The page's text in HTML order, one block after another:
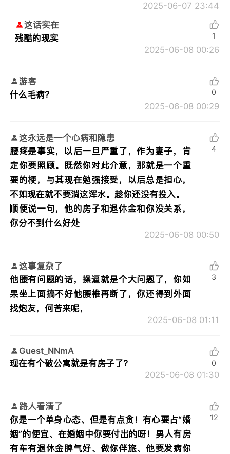
2025-06-07 23:44
这话实在
残酷的现实
2025-06-08 00:26
1
游客
什么毛病？
2025-06-08 00:29
0
这永远是一个心病和隐患
腰疼是事实，以后一旦严重了，作为妻子，肯
定你要照顾。既然你对此介意，那就是一个重
要的梗，与其现在勉强接受，以后总是担心，
不如现在就不要淌这浑水。趁你还没有投入。
顺便说一句，他的房子和退休金和你没关系，
你分不到什么好处
2025-06-08 00:50
4
这事复杂了
他腰有问题的话，操逼就是个大问题了，你如
果坐上面搞不好他腰椎再断了，你还得到外面
找炮友，何苦来呢，
2025-06-08 01:11
3
Guest_NNmA
现在有个破公寓就是有房子了？
2025-06-08 01:30
0
路人看清了
你是一个单身心态、但是有点贪！有心要占“婚
姻”的便宜、在婚姻中你要付出的呀！男人有房
有车有退休金脾气好、做你伴旅、他要发病你
12